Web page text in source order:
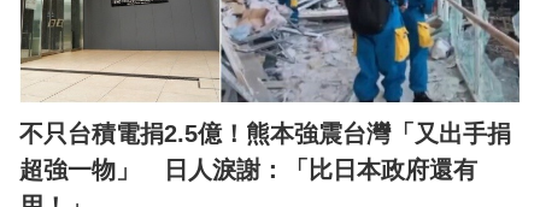
不只台積電捐2.5億！熊本強震台灣「又出手捐
超強一物」 日人淚謝：「比日本政府還有